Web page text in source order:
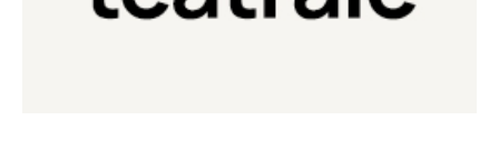
Laboratorio Teatrale